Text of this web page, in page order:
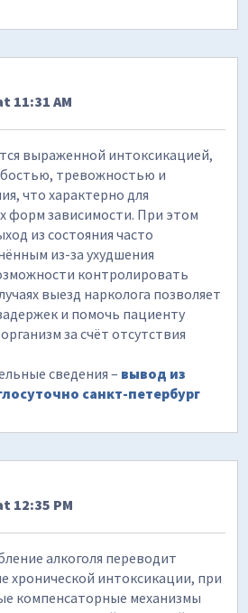
11:31 AM
выраженной интоксикацией,
тревожностью и
что характерно для
форм зависимости. При этом
из состояния часто
из-за ухудшения
контролировать
выезд нарколога позволяет
и помочь пациенту
за счёт отсутствия
сведения – вывод из
санкт-петербург
12:35 PM
алкоголя переводит
хронической интоксикации, при
компенсаторные механизмы